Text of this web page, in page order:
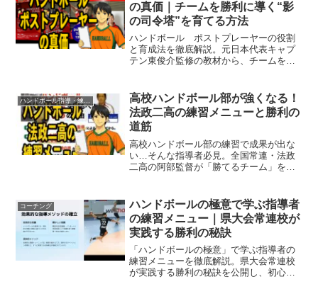
の真価｜チームを勝利に導く“影
の司令塔”を育てる方法
ハンドボール ポストプレーヤーの役割
と育成法を徹底解説。元日本代表キャプ
テン東俊介監修の教材から、チームを勝
高校ハンドボール部が強くなる！
法政二高の練習メニューと勝利の
道筋
高校ハンドボール部の練習で成果が出な
い…そんな指導者必見。全国常連・法政
二高の阿部監督が「勝てるチーム」を育
コーチング
ハンドボールの極意で学ぶ指導者
の練習メニュー｜県大会常連校が
実践する勝利の秘訣
「ハンドボールの極意」で学ぶ指導者の
練習メニューを徹底解説。県大会常連校
が実践する勝利の秘訣を公開し、初心者